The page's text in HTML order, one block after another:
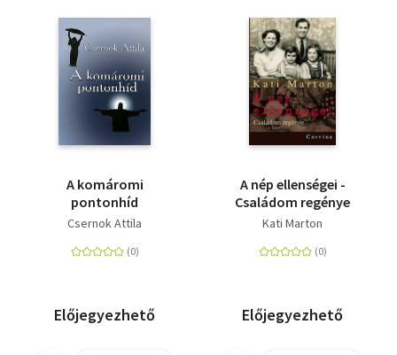
Minikönyv
Művészet
Tankönyv, segédkönyv
Történelem
A komáromi
pontonhíd
Csernok Attila
Előjegyezhető
A nép ellenségei -
Családom regénye
Kati Marton
Előjegyezhető